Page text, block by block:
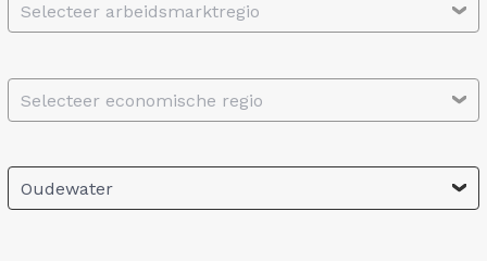
Selecteer arbeidsmarktregio
Selecteer economische regio
Oudewater